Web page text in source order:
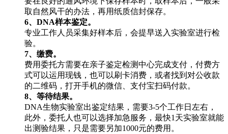
取自然风干的办法，再用纸质信封保存。
6、DNA样本鉴定。
专业工作人员采集好样本后，会提早送入实验室进行检
验。
7、缴费。
费用委托方需要在亲子鉴定检测中心完成支付，付费方
式可以运用现钱，也可以刷卡消费，或者找到对公收款
的二维码，打开手机的微信、支付宝扫码付款。
8、等待结果。
DNA生物实验室出鉴定结果，需要3-5个工作日左右，
此外，委托人也可以选择加急服务，最快1天实验室就能
出测验结果，只是需要另加1000元的费用。